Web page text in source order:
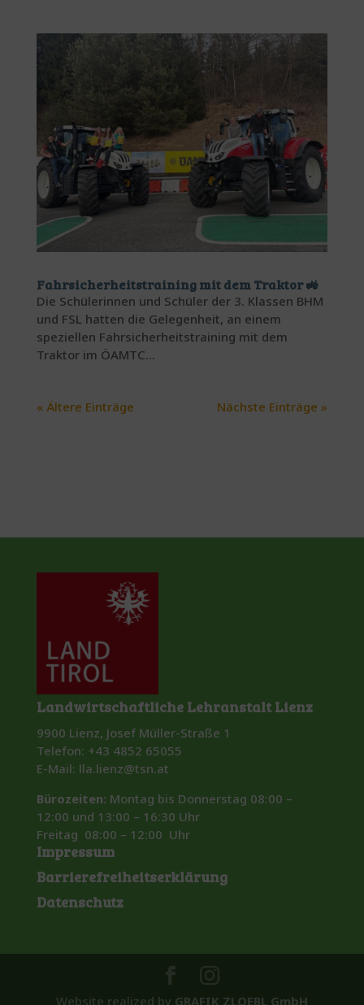
Fahrsicherheitstraining mit dem Traktor 🚜
Die Schülerinnen und Schüler der 3. Klassen BHM
und FSL hatten die Gelegenheit, an einem
speziellen Fahrsicherheitstraining mit dem
Traktor im ÖAMTC...
« Ältere Einträge Nächste Einträge »
Landwirtschaftliche Lehranstalt Lienz
9900 Lienz, Josef Müller-Straße 1
Telefon: +43 4852 65055
E-Mail: lla.lienz@tsn.at
Bürozeiten: Montag bis Donnerstag 08:00 –
12:00 und 13:00 – 16:30 Uhr
Freitag 08:00 – 12:00 Uhr
Impressum
Barrierefreiheitserklärung
Datenschutz
Website realized by GRAFIK ZLOEBL GmbH